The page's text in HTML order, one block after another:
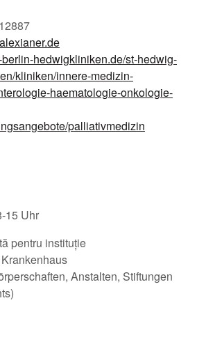
hedwigkliniken.de/st-hedwig-
kliniken/innere-medizin-
haematologie-onkologie-
palliativmedizin
15 Uhr
pentru instituție
Anstalten, Stiftungen